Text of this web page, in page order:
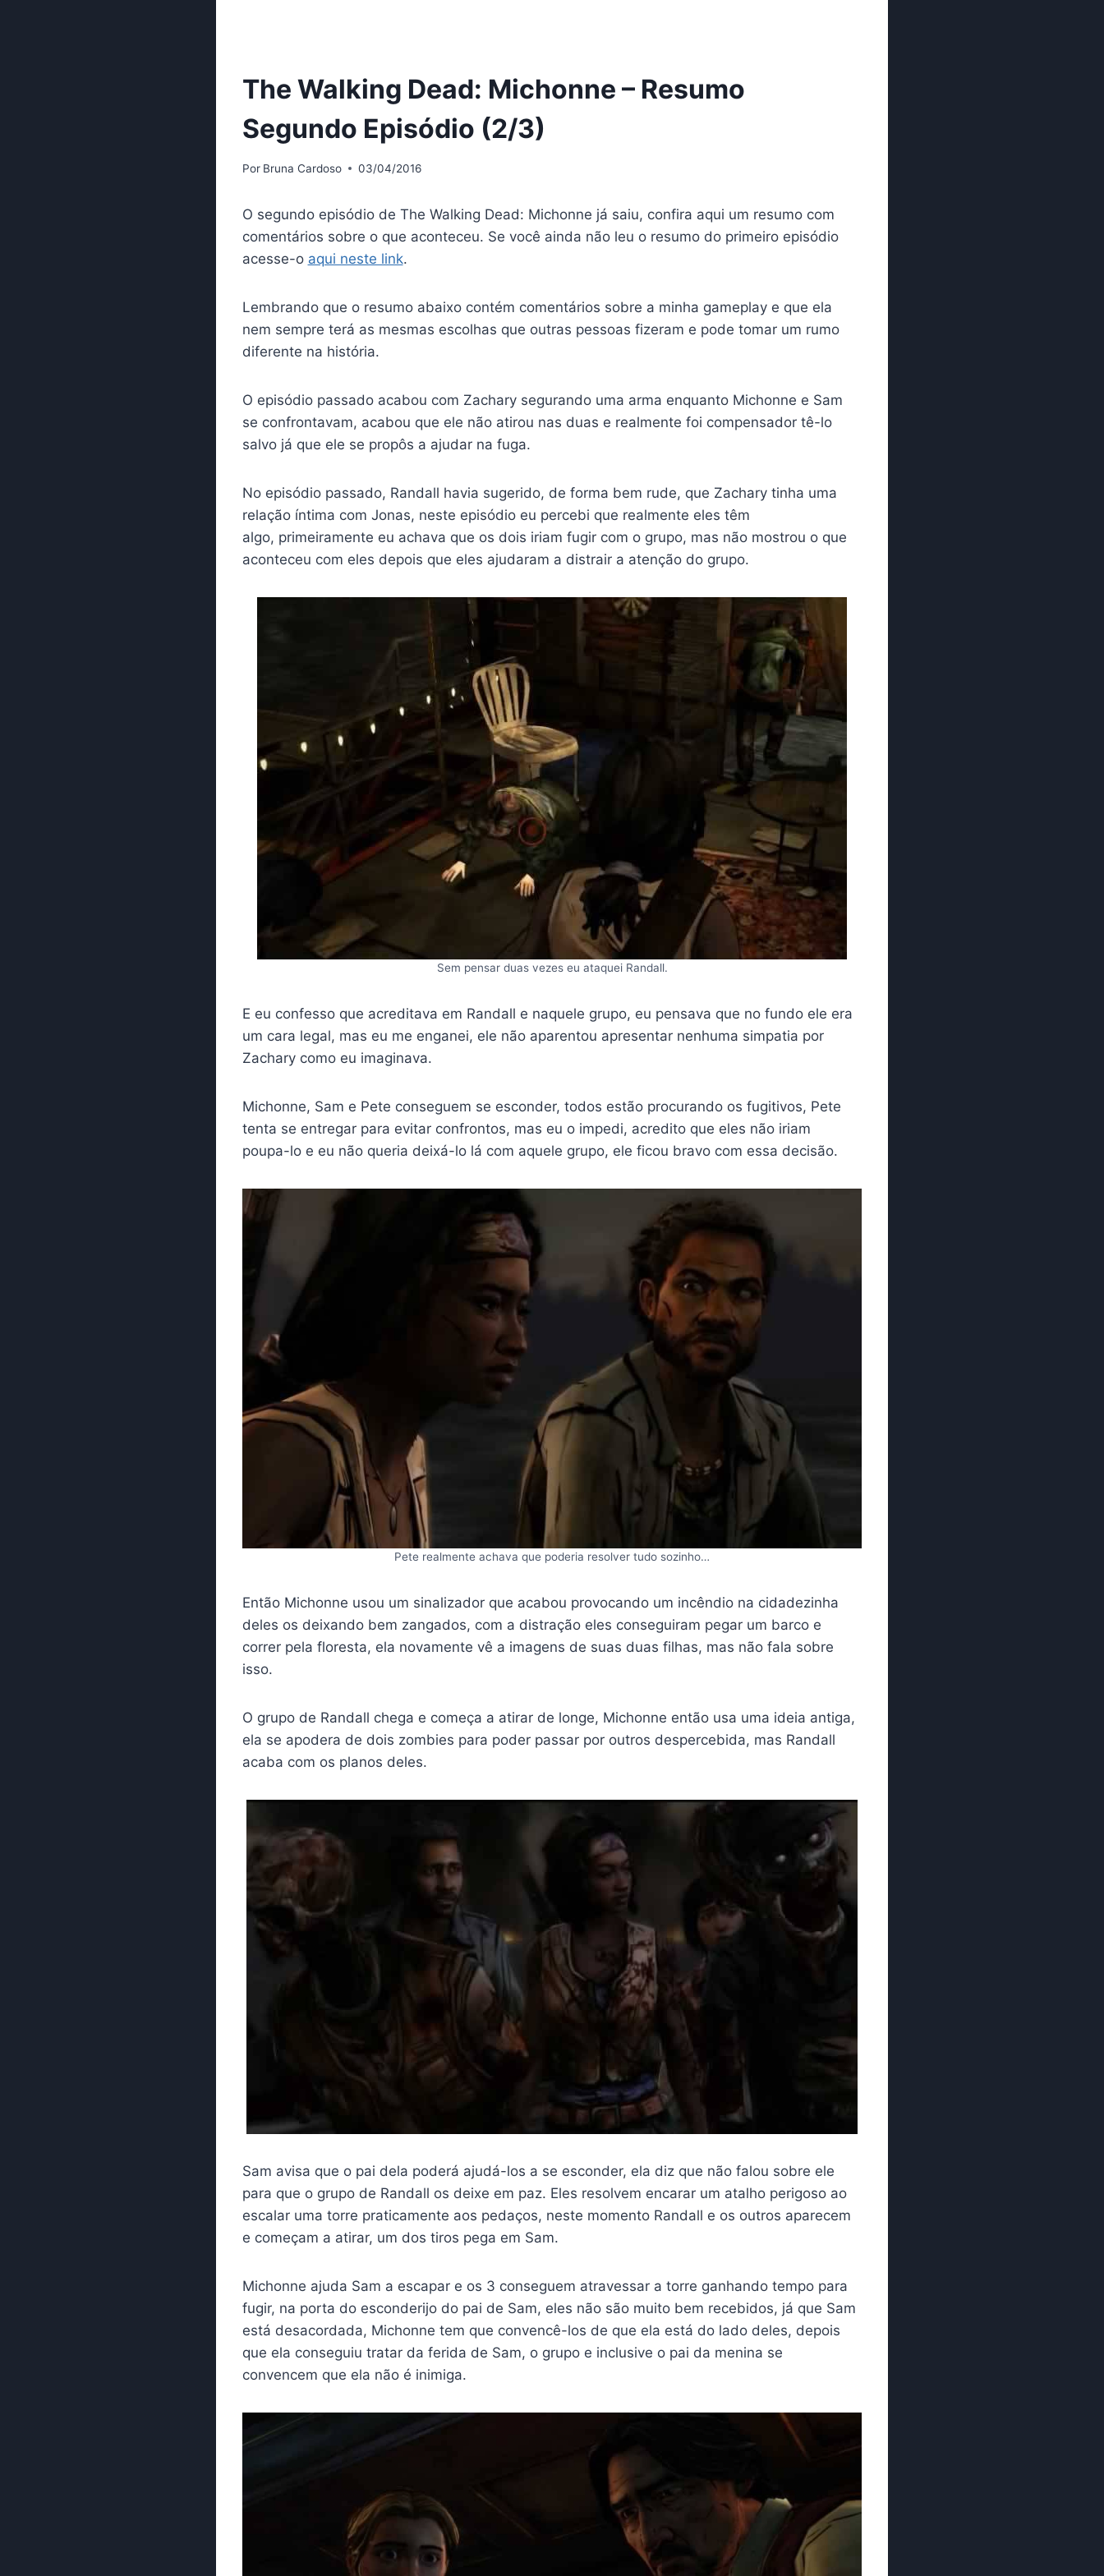
The Walking Dead: Michonne – Resumo
Segundo Episódio (2/3)
Por Bruna Cardoso 03/04/2016
O segundo episódio de The Walking Dead: Michonne já saiu, confira aqui um resumo com
comentários sobre o que aconteceu. Se você ainda não leu o resumo do primeiro episódio
acesse-o aqui neste link.
Lembrando que o resumo abaixo contém comentários sobre a minha gameplay e que ela
nem sempre terá as mesmas escolhas que outras pessoas fizeram e pode tomar um rumo
diferente na história.
O episódio passado acabou com Zachary segurando uma arma enquanto Michonne e Sam
se confrontavam, acabou que ele não atirou nas duas e realmente foi compensador tê-lo
salvo já que ele se propôs a ajudar na fuga.
No episódio passado, Randall havia sugerido, de forma bem rude, que Zachary tinha uma
relação íntima com Jonas, neste episódio eu percebi que realmente eles têm
algo, primeiramente eu achava que os dois iriam fugir com o grupo, mas não mostrou o que
aconteceu com eles depois que eles ajudaram a distrair a atenção do grupo.
Sem pensar duas vezes eu ataquei Randall.
E eu confesso que acreditava em Randall e naquele grupo, eu pensava que no fundo ele era
um cara legal, mas eu me enganei, ele não aparentou apresentar nenhuma simpatia por
Zachary como eu imaginava.
Michonne, Sam e Pete conseguem se esconder, todos estão procurando os fugitivos, Pete
tenta se entregar para evitar confrontos, mas eu o impedi, acredito que eles não iriam
poupa-lo e eu não queria deixá-lo lá com aquele grupo, ele ficou bravo com essa decisão.
Pete realmente achava que poderia resolver tudo sozinho…
Então Michonne usou um sinalizador que acabou provocando um incêndio na cidadezinha
deles os deixando bem zangados, com a distração eles conseguiram pegar um barco e
correr pela floresta, ela novamente vê a imagens de suas duas filhas, mas não fala sobre
isso.
O grupo de Randall chega e começa a atirar de longe, Michonne então usa uma ideia antiga,
ela se apodera de dois zombies para poder passar por outros despercebida, mas Randall
acaba com os planos deles.
Sam avisa que o pai dela poderá ajudá-los a se esconder, ela diz que não falou sobre ele
para que o grupo de Randall os deixe em paz. Eles resolvem encarar um atalho perigoso ao
escalar uma torre praticamente aos pedaços, neste momento Randall e os outros aparecem
e começam a atirar, um dos tiros pega em Sam.
Michonne ajuda Sam a escapar e os 3 conseguem atravessar a torre ganhando tempo para
fugir, na porta do esconderijo do pai de Sam, eles não são muito bem recebidos, já que Sam
está desacordada, Michonne tem que convencê-los de que ela está do lado deles, depois
que ela conseguiu tratar da ferida de Sam, o grupo e inclusive o pai da menina se
convencem que ela não é inimiga.